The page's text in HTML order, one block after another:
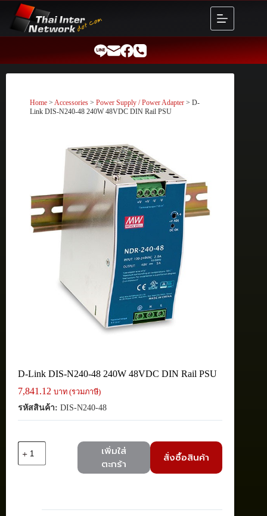
content
Home > Accessories > Power Supply / Power Adapter > D-
Link DIS-N240-48 240W 48VDC DIN Rail PSU
D-Link DIS-N240-48 240W 48VDC DIN Rail PSU
7,841.12 บาท (รวมภาษี)
รหัสสินค้า: DIS-N240-48
D-
เพิ่มใส่
ตะกร้า
สั่งซื้อสินค้า